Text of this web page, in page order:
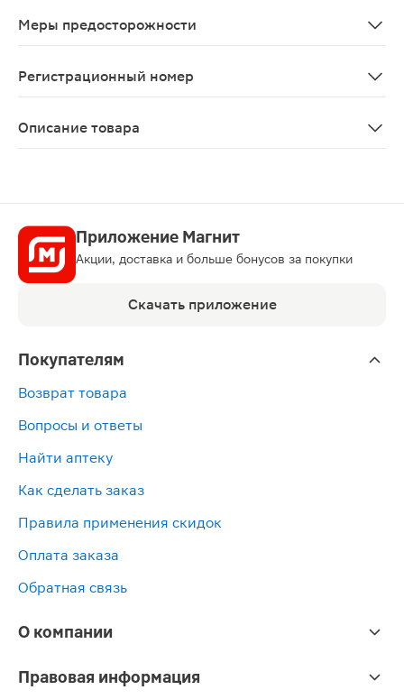
Меры предосторожности
Регистрационный номер
Описание товара
Приложение Магнит
Акции, доставка и больше бонусов за покупки
Скачать приложение
Покупателям
Возврат товара
Вопросы и ответы
Найти аптеку
Как сделать заказ
Правила применения скидок
Оплата заказа
Обратная связь
О компании
Правовая информация